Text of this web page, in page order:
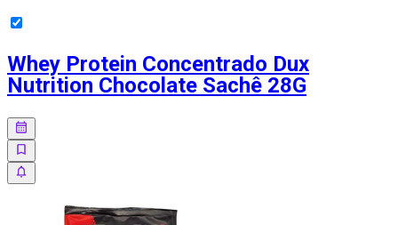
Whey Protein Concentrado Dux
Nutrition Chocolate Sachê 28G